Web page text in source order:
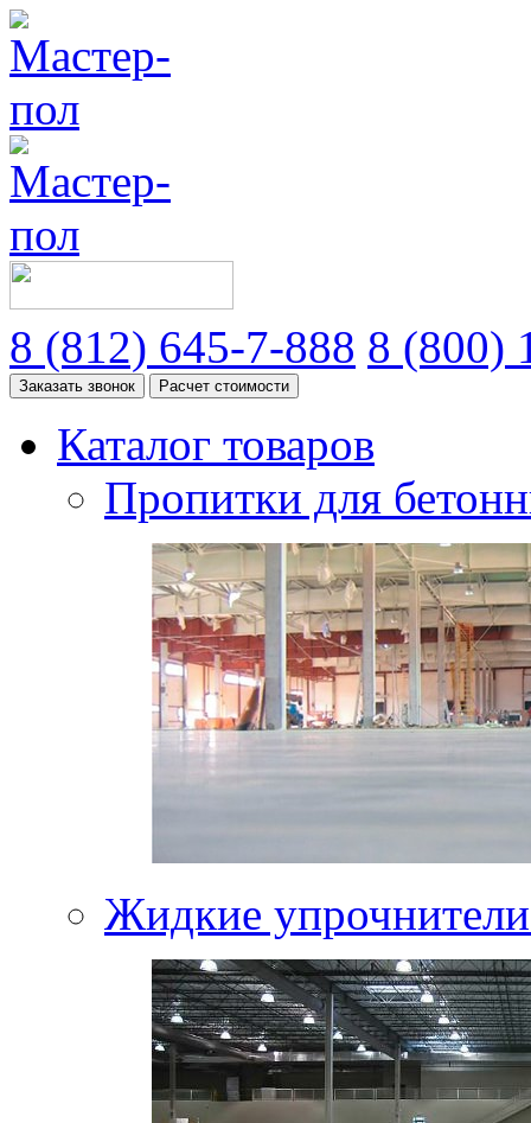
8 (812) 645-7-888 8 (800)
Заказать звонок Расчет стоимости
Каталог товаров
Пропитки для
Жидкие